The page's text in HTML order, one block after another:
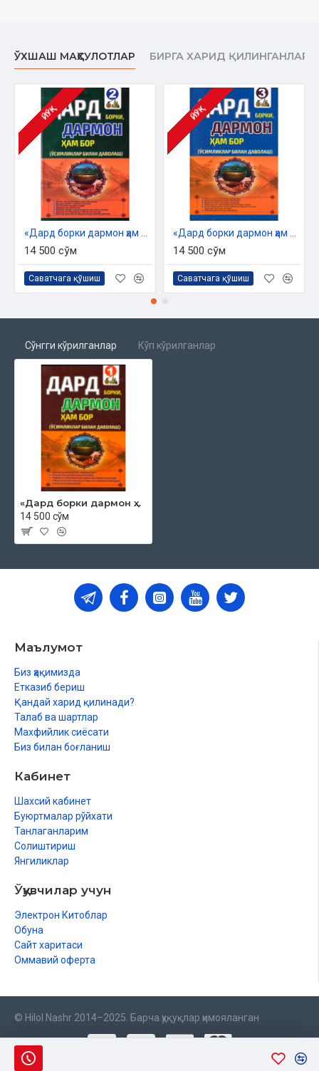
ЎХШАШ МАҲСУЛОТЛАР БИРГА ХАРИД ҚИЛИНГАНЛАР
ЙЎҚ
14 500 сўм
Саватчага қўшиш
ЙЎҚ
14 500 сўм
Саватчага қўшиш
Сўнгги кўрилганлар Кўп кўрилганлар
«Дард борки дармон ҳам бор 1-китоб»
14 500 сўм
Маълумот
Биз ҳақимизда
Етказиб бериш
Қандай харид қилинади?
Талаб ва шартлар
Махфийлик сиёсати
Биз билан боғланиш
Кабинет
Шахсий кабинет
Буюртмалар рўйхати
Танлаганларим
Солиштириш
Янгиликлар
Ўқувчилар учун
Электрон Китоблар
Обуна
Сайт харитаси
Оммавий оферта
© Hilol Nashr 2014–2025. Барча ҳуқуқлар ҳимояланган